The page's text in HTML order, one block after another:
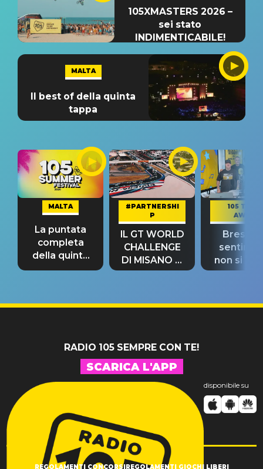
105XMASTERS 2026 –
sei stato
INDIMENTICABILE!
MALTA
Il best of della quinta
tappa
MALTA
La puntata
completa
della quinta
tappa
#PARTNERSHI
P
IL GT WORLD
CHALLENGE
DI MISANO si
riconferma
105 TAKE
AWAY
Bresh:
non si
fino alla
RADIO 105 SEMPRE CON TE!
SCARICA L'APP
disponibile su
REGOLAMENTI CONCORSI REGOLAMENTI GIOCHI LIBERI